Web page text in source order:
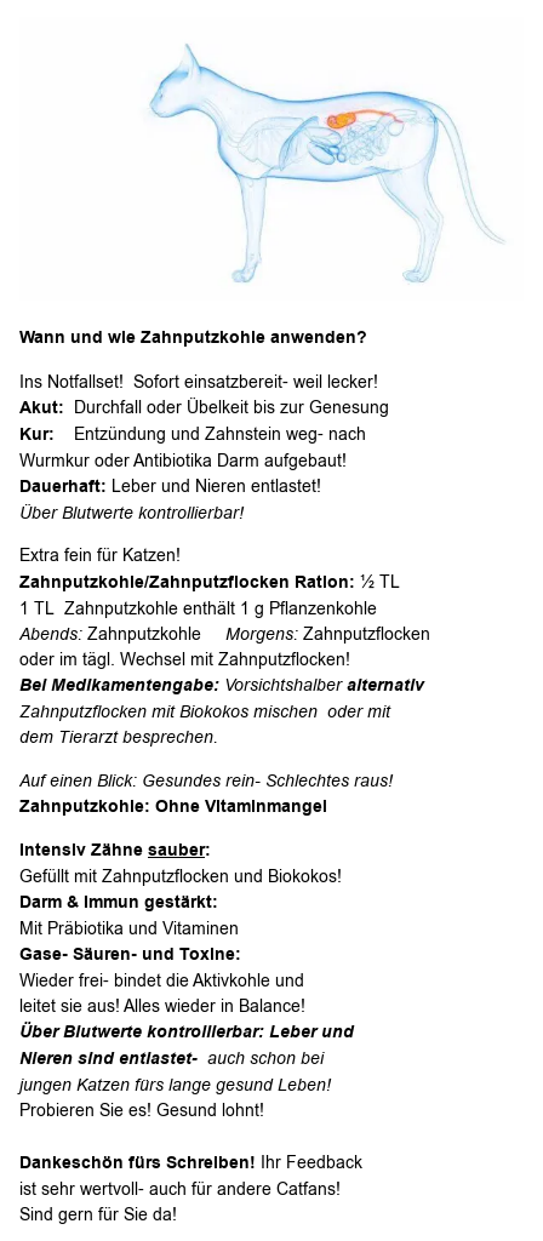
Wann und wie Zahnputzkohle anwenden?
Ins Notfallset! Sofort einsatzbereit- weil lecker!
Akut: Durchfall oder Übelkeit bis zur Genesung
Kur: Entzündung und Zahnstein weg- nach
Wurmkur oder Antibiotika Darm aufgebaut!
Dauerhaft: Leber und Nieren entlastet!
Über Blutwerte kontrollierbar!
Extra fein für Katzen!
Zahnputzkohle/Zahnputzflocken Ration: ½ TL
1 TL Zahnputzkohle enthält 1 g Pflanzenkohle
Abends: Zahnputzkohle Morgens: Zahnputzflocken
oder im tägl. Wechsel mit Zahnputzflocken!
Bei Medikamentengabe: Vorsichtshalberalternativ
Zahnputzflocken mit Biokokos mischen oder mit
dem Tierarzt besprechen.
Auf einen Blick: Gesundes rein- Schlechtes raus!
Zahnputzkohle: Ohne Vitaminmangel
Intensiv Zähne sauber:
Gefüllt mit Zahnputzflocken und Biokokos!
Darm & Immun gestärkt:
Mit Präbiotika und Vitaminen
Gase- Säuren- und Toxine:
Wieder frei- bindet die Aktivkohle und
leitet sie aus! Alles wieder in Balance!
Über Blutwerte kontrollierbar: Leber und
Nieren sind entlastet- auch schon bei
jungen Katzen fürs lange gesund Leben!
Probieren Sie es! Gesund lohnt!
Dankeschön fürs Schreiben! Ihr Feedback
ist sehr wertvoll- auch für andere Catfans!
Sind gern für Sie da!